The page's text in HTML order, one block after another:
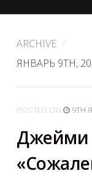
ARCHIVE /
ЯНВАРЬ 9TH,
POSTED ON 9TH
Джейми